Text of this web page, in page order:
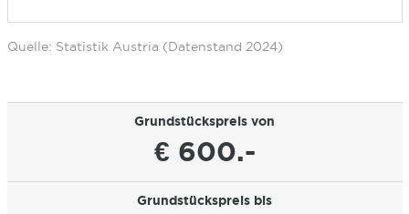
Quelle: Statistik Austria (Datenstand 2024)
Grundstückspreis von
€ 600.-
Grundstückspreis bis